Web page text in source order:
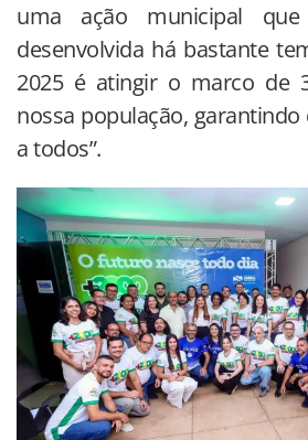
uma ação municipal
desenvolvida há bastante
2025 é atingir o marco de
nossa população,
a todos”.